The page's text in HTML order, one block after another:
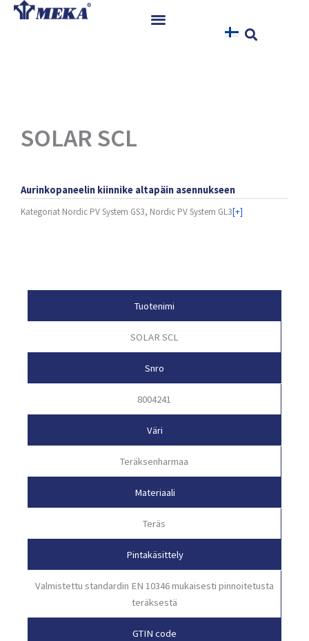
Siirry
SOLAR SCL
Aurinkopaneelin kiinnike altapäin asennukseen
Kategoriat Nordic PV System GS3, Nordic PV System GL3[+]
Tuotenimi
SOLAR SCL
Snro
8004241
Väri
Teräksenharmaa
Materiaali
Teräs
Pintakäsittely
Valmistettu standardin EN 10346 mukaisesti pinnoitetusta
teräksestä
GTIN code